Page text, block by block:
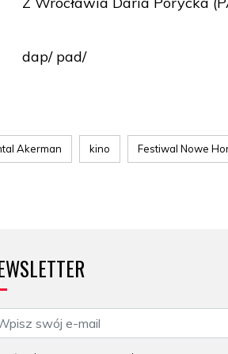
dap/ pad/
Akerman kino Festiwal Nowe